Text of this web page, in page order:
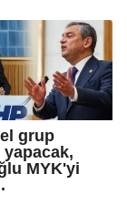
grup
yapacak,
MYK'yi